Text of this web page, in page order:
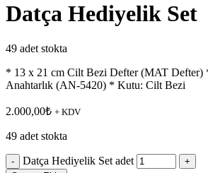
Datça Hediyelik Set
49 adet stokta
* 13 x 21 cm Cilt Bezi Defter (MAT Defter)
Anahtarlık (AN-5420) * Kutu: Cilt Bezi
2.000,00₺ + KDV
49 adet stokta
Datça Hediyelik Set adet